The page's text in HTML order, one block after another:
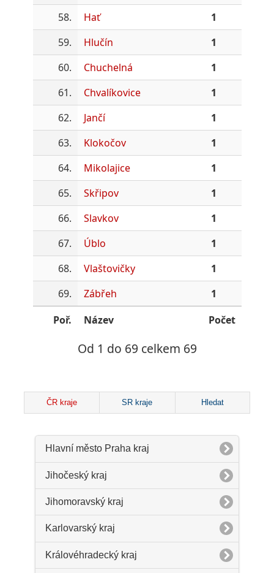
58.
Hať
1
59.
Hlučín
1
60.
Chuchelná
1
61.
Chvalíkovice
1
62.
Jančí
1
63.
Klokočov
1
64.
Mikolajice
1
65.
Skřipov
1
66.
Slavkov
1
67.
Úblo
1
68.
Vlaštovičky
1
69.
Zábřeh
1
Poř.
Název Počet
Od 1 do 69 celkem 69
ČR kraje SR kraje Hledat
Hlavní město Praha kraj
Jihočeský kraj
Jihomoravský kraj
Karlovarský kraj
Královéhradecký kraj